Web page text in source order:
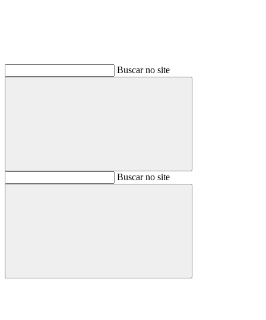
Buscar no site
BuscarBuscar no site
Buscar